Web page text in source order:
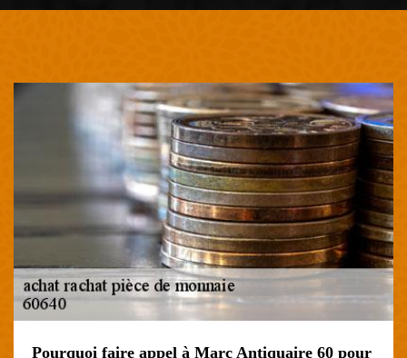
Pourquoi faire appel à Marc Antiquaire 60 pour